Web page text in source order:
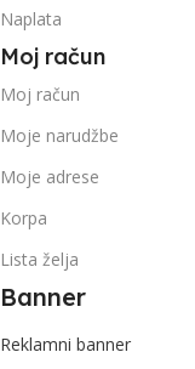
Naplata
Moj račun
Moj račun
Moje narudžbe
Moje adrese
Korpa
Lista želja
Banner
Reklamni banner